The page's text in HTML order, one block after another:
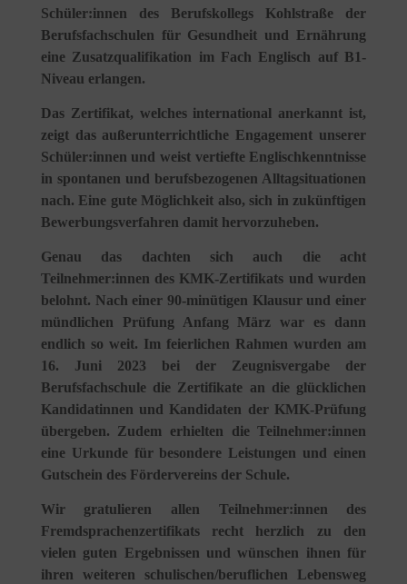
Schüler:innen des Berufskollegs Kohlstraße der
Berufsfachschulen für Gesundheit und Ernährung
eine Zusatzqualifikation im Fach Englisch auf B1-
Niveau erlangen.
Das Zertifikat, welches international anerkannt ist,
zeigt das außerunterrichtliche Engagement unserer
Schüler:innen und weist vertiefte Englischkenntnisse
in spontanen und berufsbezogenen Alltagsituationen
nach. Eine gute Möglichkeit also, sich in zukünftigen
Bewerbungsverfahren damit hervorzuheben.
Genau das dachten sich auch die acht
Teilnehmer:innen des KMK-Zertifikats und wurden
belohnt. Nach einer 90-minütigen Klausur und einer
mündlichen Prüfung Anfang März war es dann
endlich so weit. Im feierlichen Rahmen wurden am
16. Juni 2023 bei der Zeugnisvergabe der
Berufsfachschule die Zertifikate an die glücklichen
Kandidatinnen und Kandidaten der KMK-Prüfung
übergeben. Zudem erhielten die Teilnehmer:innen
eine Urkunde für besondere Leistungen und einen
Gutschein des Fördervereins der Schule.
Wir gratulieren allen Teilnehmer:innen des
Fremdsprachenzertifikats recht herzlich zu den
vielen guten Ergebnissen und wünschen ihnen für
ihren weiteren schulischen/beruflichen Lebensweg